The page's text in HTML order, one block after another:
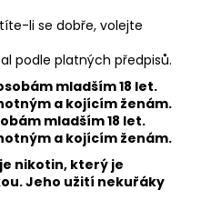
li se dobře, volejte
podle platných předpisů.
mladším 18 let.
a kojícím ženám.
nikotin, který je
Jeho užití nekuřáky